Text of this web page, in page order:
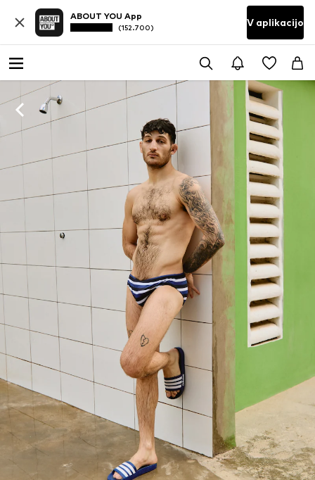
ABOUT YOU App
(152.700) V aplikacijo